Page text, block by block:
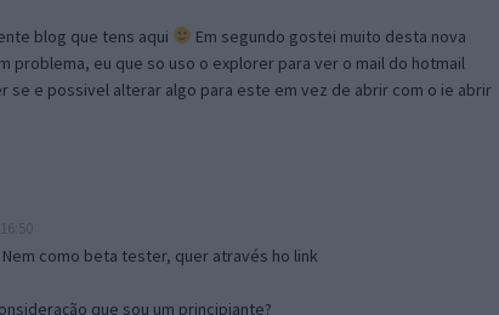
blog que tens aqui
Em segundo gostei muito desta nova
problema, eu que so uso o explorer para ver o mail do hotmail
se e possivel alterar algo para este em vez de abrir com o ie abrir
como beta tester, quer através ho link
que sou um principiante?